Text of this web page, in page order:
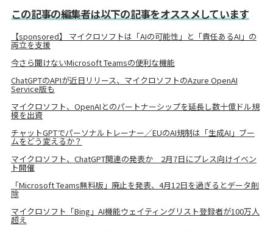
この記事の編集者は以下の記事をオススメしています
【sponsored】 マイクロソフトは「AIの可能性」と「責任あるAI」の
両立を支援
今さら聞けないMicrosoft Teamsの便利な機能
ChatGPTのAPIが近日リリース、マイクロソフトのAzure OpenAI
Service版も
マイクロソフト、OpenAIとのパートナーシップを延長し数十億ドル規
模を出資
チャットGPTでパーソナルトレーナー／EUのAI規制は「生成AI」ブー
ムをどう変えるか？
マイクロソフト、ChatGPT関連の発表か 2月7日にプレス向けイベン
ト開催
「Microsoft Teams無料版」廃止を発表、4月12日を過ぎるとデータ削
除
マイクロソフト「Bing」AI機能ウェイティングリスト登録者が100万人
超え